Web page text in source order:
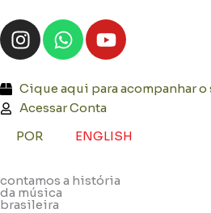
para
o
I
n
t
a
g
m
W
h
t
s
p
Y
o
t
u
b
Cique aqui para acompanhar
Acessar Conta
POR
ENGLISH
contamos a história
da música
brasileira